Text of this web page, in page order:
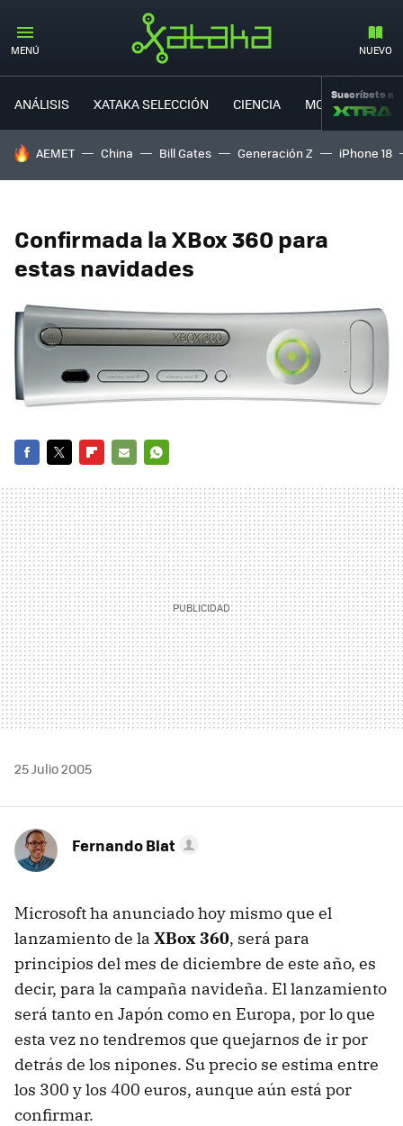
MENÚ NUEVO
ANÁLISIS XATAKA SELECCIÓN CIENCIA MOVILIDAD
Suscríbete a
HOY SE HABLA DE
AEMET China Bill Gates Generación Z iPhone 18
Confirmada la XBox 360 para
estas navidades
MAIL
25 Julio 2005
Fernando Blat
Microsoft ha anunciado hoy mismo que el
lanzamiento de la XBox 360, será para
principios del mes de diciembre de este año, es
decir, para la campaña navideña. El lanzamiento
será tanto en Japón como en Europa, por lo que
esta vez no tendremos que quejarnos de ir por
detrás de los nipones. Su precio se estima entre
los 300 y los 400 euros, aunque aún está por
confirmar.